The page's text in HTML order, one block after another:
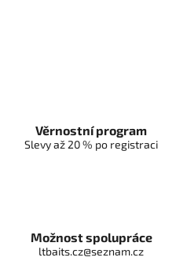
Věrnostní program
Slevy až 20 % po registraci
Možnost spolupráce
ltbaits.cz@seznam.cz